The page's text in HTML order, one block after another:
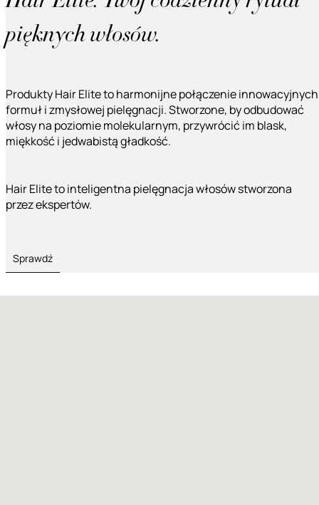
pięknych włosów.
Produkty Hair Elite to harmonijne połączenie innowacyjnych
formuł i zmysłowej pielęgnacji. Stworzone, by odbudować
włosy na poziomie molekularnym, przywrócić im blask,
miękkość i jedwabistą gładkość.
Hair Elite to inteligentna pielęgnacja włosów stworzona
przez ekspertów.
Sprawdź